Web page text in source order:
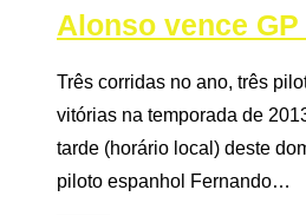
Alonso vence
Três corridas no ano, três
vitórias na temporada de
tarde (horário local) deste
piloto espanhol Fernando…